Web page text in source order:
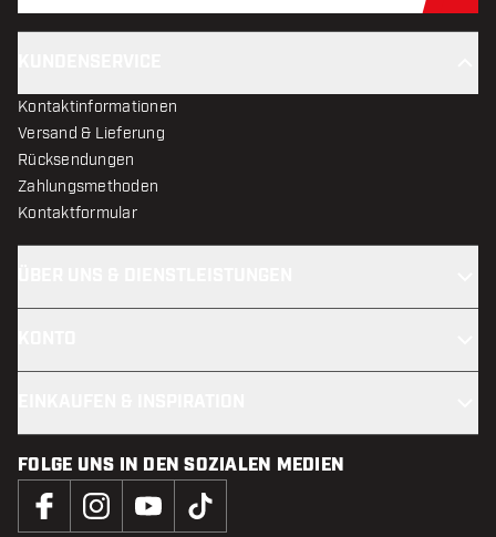
Kontaktinformationen
Versand & Lieferung
Rücksendungen
Zahlungsmethoden
Kontaktformular
FOLGE UNS IN DEN SOZIALEN MEDIEN